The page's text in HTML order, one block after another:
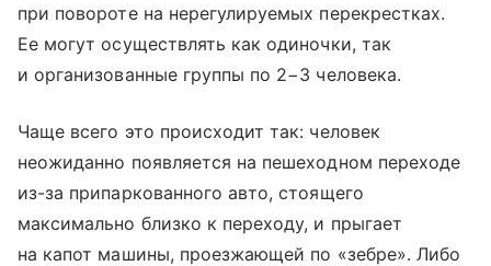
при повороте на нерегулируемых перекрестках.
Ее могут осуществлять как одиночки, так
и организованные группы по 2−3 человека.
Чаще всего это происходит так: человек
неожиданно появляется на пешеходном переходе
из-за припаркованного авто, стоящего
максимально близко к переходу, и прыгает
на капот машины, проезжающей по «зебре». Либо